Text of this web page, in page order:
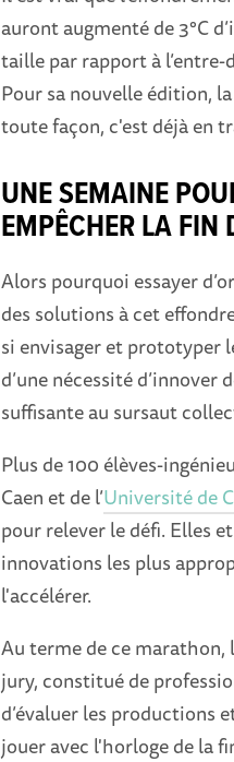
auront augmenté de 3°C
taille par rapport à
Pour sa nouvelle édition,
toute façon, c'est déjà en
UNE SEMAINE
EMPÊCHER LA FIN
Alors pourquoi essayer
des solutions à cet
si envisager et prototyper
d’une nécessité
suffisante au sursaut
Plus de 100 élèves-
Caen et de l’Université de
pour relever le défi. Elles
innovations les plus
l'accélérer.
Au terme de ce marathon,
jury, constitué de
d’évaluer les productions
jouer avec l'horloge de la